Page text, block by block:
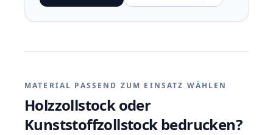
MATERIAL PASSEND ZUM EINSATZ WÄHLEN
Holzzollstock oder
Kunststoffzollstock bedrucken?